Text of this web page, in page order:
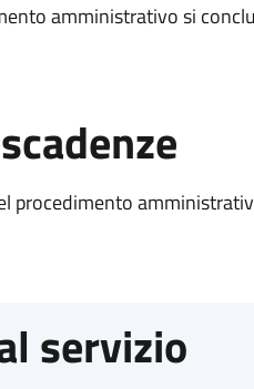
amministrativo si
procedimento
servizio